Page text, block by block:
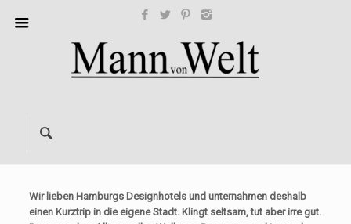
Wir lieben Hamburgs Designhotels und unternahmen deshalb
einen Kurztrip in die eigene Stadt. Klingt seltsam, tut aber irre gut.